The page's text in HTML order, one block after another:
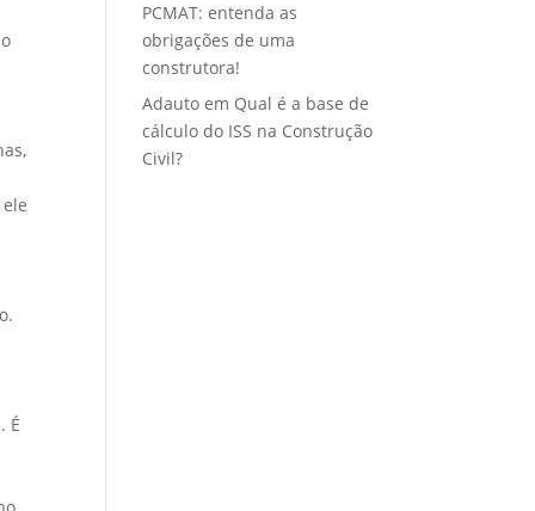
É
PCMAT: entenda as
obrigações de uma
construtora!
Adauto em Qual é a base de
cálculo do ISS na Construção
Civil?